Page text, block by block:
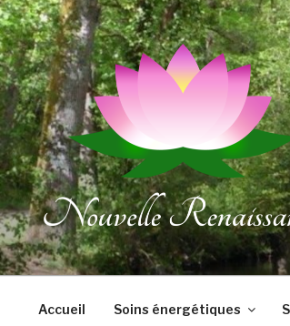
Aller
au
contenu
principal
Accueil Soins énergétiques